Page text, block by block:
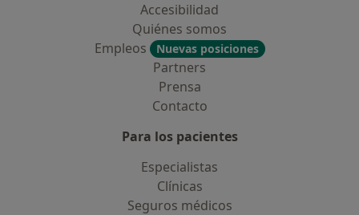
Accesibilidad
Quiénes somos
Empleos
Nuevas posiciones
Partners
Prensa
Contacto
Para los pacientes
Especialistas
Clínicas
Seguros médicos